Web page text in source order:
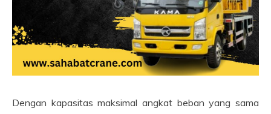
Dengan kapasitas maksimal angkat beban yang sama